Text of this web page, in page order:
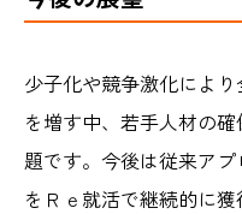
少子化や競争激化によ
を増す中、若手人材の
題です。今後は従来ア
をＲｅ就活で継続的に獲